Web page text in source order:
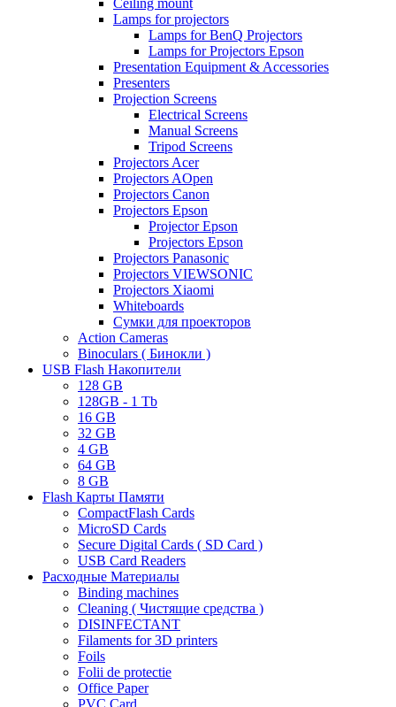
Ceiling mount
Lamps for projectors
Lamps for BenQ Projectors
Lamps for Projectors Epson
Presentation Equipment & Accessories
Presenters
Projection Screens
Electrical Screens
Manual Screens
Tripod Screens
Projectors Acer
Projectors AOpen
Projectors Canon
Projectors Epson
Projector Epson
Projectors Epson
Projectors Panasonic
Projectors VIEWSONIC
Projectors Xiaomi
Whiteboards
Сумки для проекторов
Action Cameras
Binoculars ( Бинокли )
USB Flash Накопители
128 GB
128GB - 1 Tb
16 GB
32 GB
4 GB
64 GB
8 GB
Flash Карты Памяти
CompactFlash Cards
MicroSD Cards
Secure Digital Cards ( SD Card )
USB Card Readers
Расходные Материалы
Binding machines
Cleaning ( Чистящие средства )
DISINFECTANT
Filaments for 3D printers
Foils
Folii de protectie
Office Paper
PVC Card